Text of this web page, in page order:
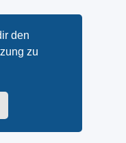
den
zu